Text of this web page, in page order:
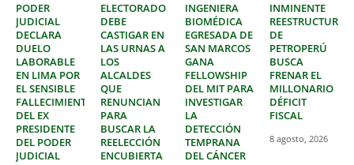
PODER
JUDICIAL
DECLARA
DUELO
LABORABLE
EN LIMA POR
EL SENSIBLE
FALLECIMIENTO
DEL EX
PRESIDENTE
DEL PODER
JUDICIAL
ELECTORADO
DEBE
CASTIGAR EN
LAS URNAS A
LOS
ALCALDES
QUE
RENUNCIAN
PARA
BUSCAR LA
REELECCIÓN
ENCUBIERTA
INGENIERA
BIOMÉDICA
EGRESADA DE
SAN MARCOS
GANA
FELLOWSHIP
DEL MIT PARA
INVESTIGAR
LA
DETECCIÓN
TEMPRANA
DEL CÁNCER
INMINENTE
DE
PETROPERÚ
BUSCA
FRENAR EL
MILLONARIO
DÉFICIT
FISCAL
8 agosto, 2026